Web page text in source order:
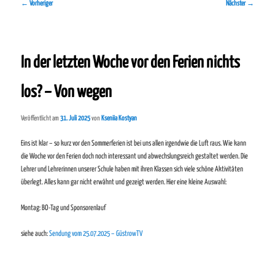
Beitragsnavigation
← Vorheriger Nächster →
In der letzten Woche vor den Ferien nichts
los? – Von wegen
Veröffentlicht am31. Juli 2025von Kseniia Kostyan
Eins ist klar – so kurz vor den Sommerferien ist bei uns allen irgendwie die Luft raus. Wie kann
die Woche vor den Ferien doch noch interessant und abwechslungsreich gestaltet werden. Die
Lehrer und Lehrerinnen unserer Schule haben mit ihren Klassen sich viele schöne Aktivitäten
überlegt. Alles kann gar nicht erwähnt und gezeigt werden. Hier eine kleine Auswahl:
Montag: BO-Tag und Sponsorenlauf
siehe auch:Sendung vom 25.07.2025 – GüstrowTV